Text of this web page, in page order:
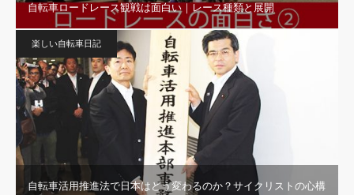
自転車ロードレース観戦は面白い｜レース種類と展開
楽しい自転車日記
自転車活用推進法で日本はどう変わるのか？サイクリストの心構